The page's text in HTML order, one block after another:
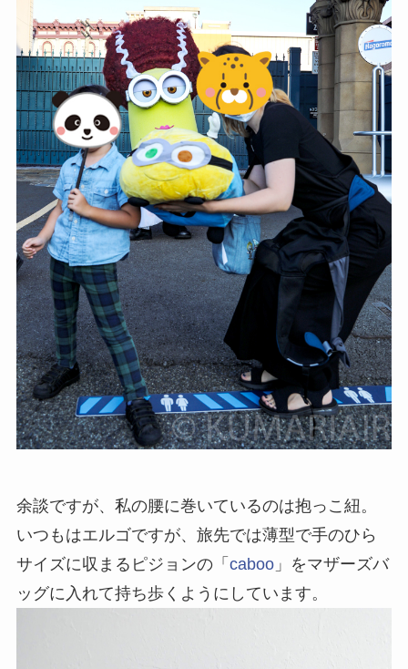
余談ですが、私の腰に巻いているのは抱っこ紐。
いつもはエルゴですが、旅先では薄型で手のひら
サイズに収まるピジョンの「 caboo」をマザーズバ
ッグに入れて持ち歩くようにしています。